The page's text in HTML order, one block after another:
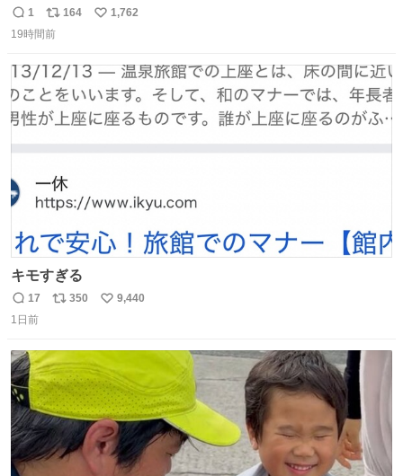
つけるものではないとされていた。それでも香水は、髪や
肌の手入れと同じくらい、ヴィクトリア朝の女性達の美容
が知る香水よりも単純な組成で、その大部分は薔薇、菫、
ベルガモット、
返
信
1
リ
ポ
ト
数
164
い
数
1,762
19時間前
キモすぎる
返
信
17
リ
ト
数
350
い
数
9,440
1日前